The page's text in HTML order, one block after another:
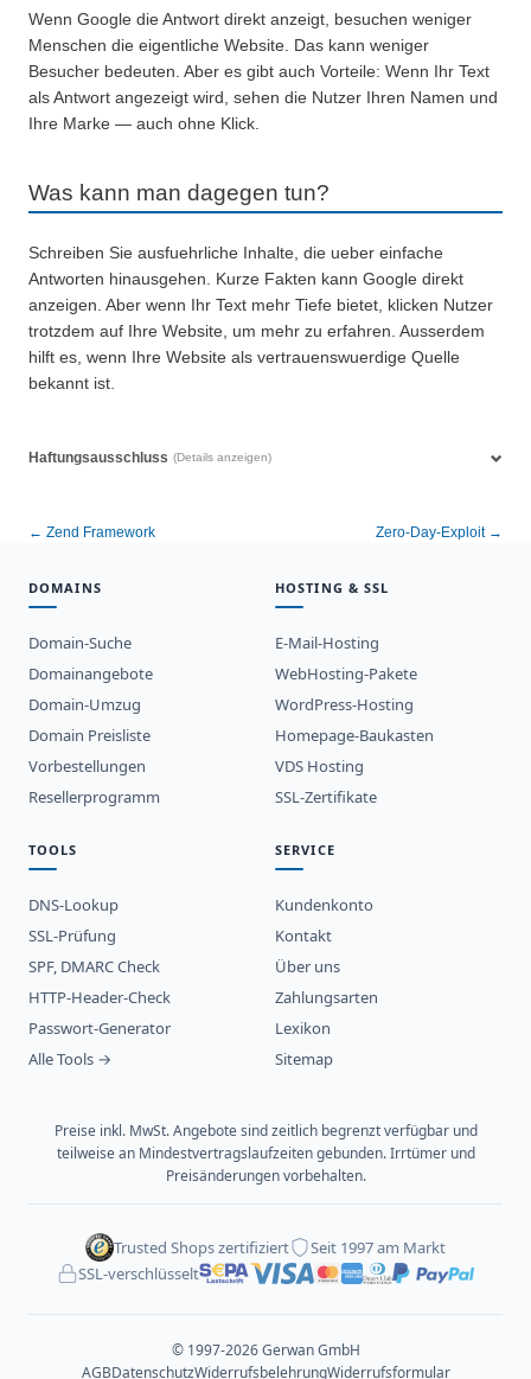
Wenn Google die Antwort direkt anzeigt, besuchen weniger
Menschen die eigentliche Website. Das kann weniger
Besucher bedeuten. Aber es gibt auch Vorteile: Wenn Ihr Text
als Antwort angezeigt wird, sehen die Nutzer Ihren Namen und
Ihre Marke — auch ohne Klick.
Was kann man dagegen tun?
Schreiben Sie ausfuehrliche Inhalte, die ueber einfache
Antworten hinausgehen. Kurze Fakten kann Google direkt
anzeigen. Aber wenn Ihr Text mehr Tiefe bietet, klicken Nutzer
trotzdem auf Ihre Website, um mehr zu erfahren. Ausserdem
hilft es, wenn Ihre Website als vertrauenswuerdige Quelle
bekannt ist.
Haftungsausschluss (Details anzeigen)
← Zend Framework Zero-Day-Exploit →
DOMAINS
Domain-Suche
Domainangebote
Domain-Umzug
Domain Preisliste
Vorbestellungen
Resellerprogramm
HOSTING & SSL
E-Mail-Hosting
WebHosting-Pakete
WordPress-Hosting
Homepage-Baukasten
VDS Hosting
SSL-Zertifikate
TOOLS
DNS-Lookup
SSL-Prüfung
SPF, DMARC Check
HTTP-Header-Check
Passwort-Generator
Alle Tools →
SERVICE
Kundenkonto
Kontakt
Über uns
Zahlungsarten
Lexikon
Sitemap
Preise inkl. MwSt. Angebote sind zeitlich begrenzt verfügbar und
teilweise an Mindestvertragslaufzeiten gebunden. Irrtümer und
Preisänderungen vorbehalten.
Trusted Shops zertifiziert
Seit 1997 am Markt
SSL-verschlüsselt
© 1997-2026 Gerwan GmbH
AGBDatenschutzWiderrufsbelehrungWiderrufsformular